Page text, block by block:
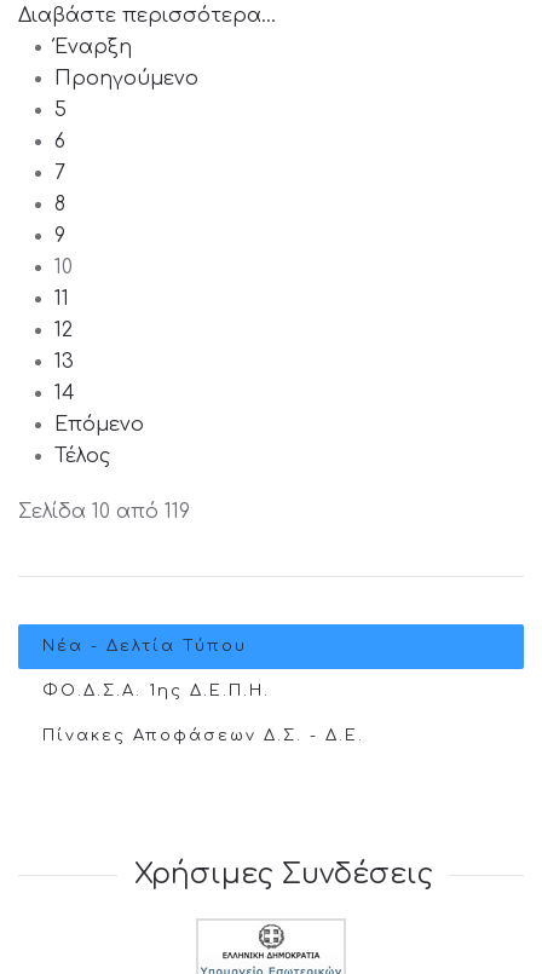
Διαβάστε περισσότερα...
Έναρξη
Προηγούμενο
5
6
7
8
9
10
11
12
13
14
Επόμενο
Τέλος
Σελίδα 10 από 119
Νέα - Δελτία Τύπου
ΦΟ.Δ.Σ.Α. 1ης Δ.Ε.Π.Η.
Πίνακες Αποφάσεων Δ.Σ. - Δ.Ε.
Χρήσιμες Συνδέσεις